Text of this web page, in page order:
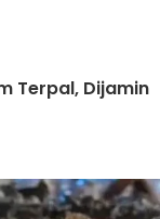
Terpal, Dijamin